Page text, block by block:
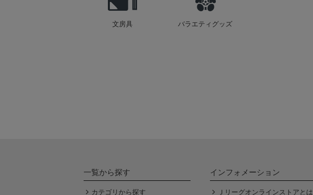
文房具 バラエティグッズ
一覧から探す
カテゴリから探す
インフォメーション
Ｊリーグオンラインストアとは